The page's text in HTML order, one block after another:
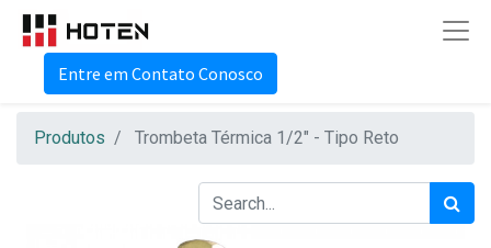
Entre em Contato Conosco
Produtos Trombeta Térmica 1/2" - Tipo Reto